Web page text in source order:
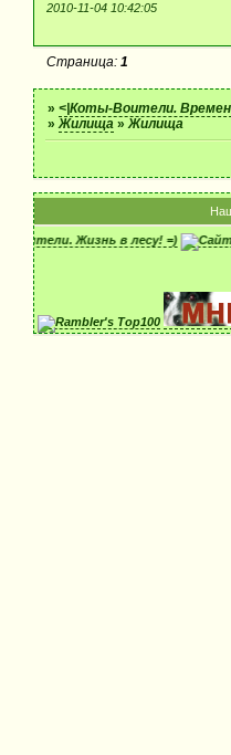
2010-11-04 10:42:05
Страница:1
»<|Коты-Воители.
»Жилища »Жилища